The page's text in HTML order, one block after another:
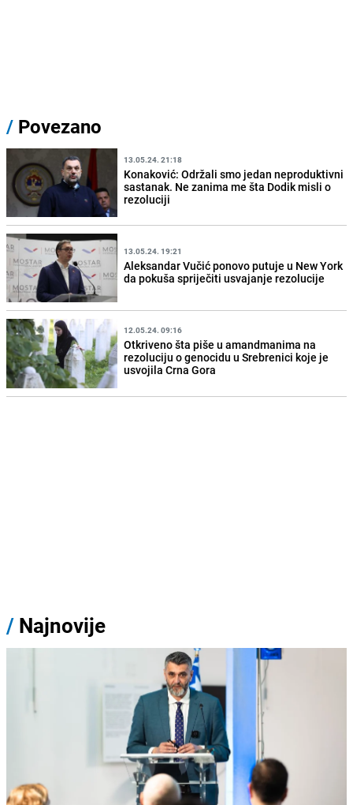
/ Povezano
13.05.24. 21:18
Konaković: Održali smo jedan neproduktivni
sastanak. Ne zanima me šta Dodik misli o
rezoluciji
13.05.24. 19:21
Aleksandar Vučić ponovo putuje u New York
da pokuša spriječiti usvajanje rezolucije
12.05.24. 09:16
Otkriveno šta piše u amandmanima na
rezoluciju o genocidu u Srebrenici koje je
usvojila Crna Gora
/ Najnovije